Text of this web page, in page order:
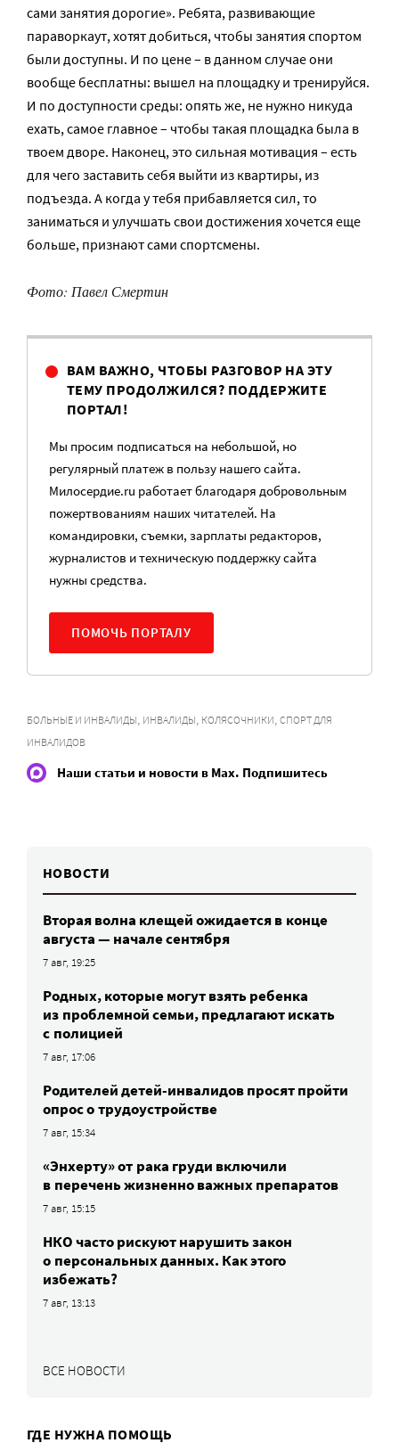
сами занятия дорогие». Ребята, развивающие
параворкаут, хотят добиться, чтобы занятия спортом
были доступны. И по цене – в данном случае они
вообще бесплатны: вышел на площадку и тренируйся.
И по доступности среды: опять же, не нужно никуда
ехать, самое главное – чтобы такая площадка была в
твоем дворе. Наконец, это сильная мотивация – есть
для чего заставить себя выйти из квартиры, из
подъезда. А когда у тебя прибавляется сил, то
заниматься и улучшать свои достижения хочется еще
больше, признают сами спортсмены.
Фото: Павел Смертин
ВАМ ВАЖНО, ЧТОБЫ РАЗГОВОР НА ЭТУ
ТЕМУ ПРОДОЛЖИЛСЯ? ПОДДЕРЖИТЕ
ПОРТАЛ!
Мы просим подписаться на небольшой, но
регулярный платеж в пользу нашего сайта.
Милосердие.ru работает благодаря добровольным
пожертвованиям наших читателей. На
командировки, съемки, зарплаты редакторов,
журналистов и техническую поддержку сайта
нужны средства.
ПОМОЧЬ ПОРТАЛУ
БОЛЬНЫЕ И ИНВАЛИДЫ ИНВАЛИДЫ КОЛЯСОЧНИКИ СПОРТ ДЛЯ
ИНВАЛИДОВ
Наши статьи и новости в Max. Подпишитесь
НОВОСТИ
Вторая волна клещей ожидается в конце
августа — начале сентября
7 авг, 19:25
Родных, которые могут взять ребенка
из проблемной семьи, предлагают искать
с полицией
7 авг, 17:06
Родителей детей-инвалидов просят пройти
опрос о трудоустройстве
7 авг, 15:34
«Энхерту» от рака груди включили
в перечень жизненно важных препаратов
7 авг, 15:15
НКО часто рискуют нарушить закон
о персональных данных. Как этого
избежать?
7 авг, 13:13
ВСЕ НОВОСТИ
ГДЕ НУЖНА ПОМОЩЬ